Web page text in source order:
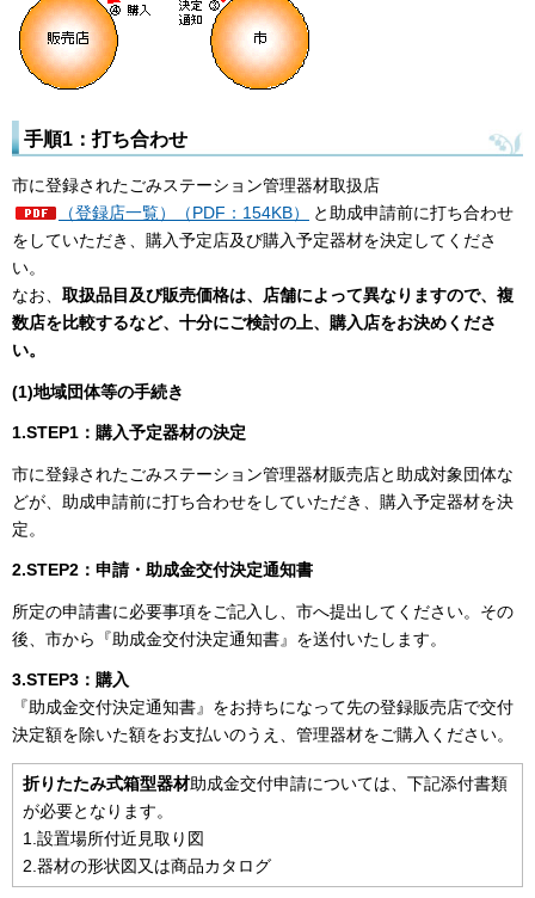
手順1：打ち合わせ
市に登録されたごみステーション管理器材取扱店
（登録店一覧）（PDF：154KB）
と助成申請前に打ち合わせ
をしていただき、購入予定店及び購入予定器材を決定してくださ
い。
なお、 取扱品目及び販売価格は、店舗によって異なりますので、複
数店を比較するなど、十分にご検討の上、購入店をお決めくださ
い。
(1)地域団体等の手続き
1.STEP1：購入予定器材の決定
市に登録されたごみステーション管理器材販売店と助成対象団体な
どが、助成申請前に打ち合わせをしていただき、購入予定器材を決
定。
2.STEP2：申請・助成金交付決定通知書
所定の申請書に必要事項をご記入し、市へ提出してください。その
後、市から『助成金交付決定通知書』を送付いたします。
3.STEP3：購入
『助成金交付決定通知書』をお持ちになって先の登録販売店で交付
決定額を除いた額をお支払いのうえ、管理器材をご購入ください。
折りたたみ式箱型器材助成金交付申請については、下記添付書類
が必要となります。
1.設置場所付近見取り図
2.器材の形状図又は商品カタログ